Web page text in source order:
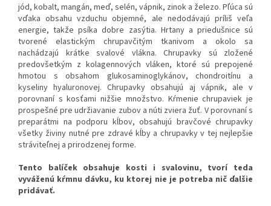
jód, kobalt, mangán, meď, selén, vápnik, zinok a železo. Pľúca sú
vďaka obsahu vzduchu objemné, ale nedodávajú príliš veľa
energie, takže psíka dobre zasýtia. Hrtany a priedušnice sú
tvorené elastickým chrupavčitým tkanivom a okolo sa
nachádzajú krátke svalové vlákna. Chrupavky sú zložené
predovšetkým z kolagennových vláken, ktoré sú prepojené
hmotou s obsahom glukosaminoglykánov, chondroitínu a
kyseliny hyaluronovej. Chrupavky obsahujú aj vápnik, ale v
porovnaní s kosťami nižšie množstvo. Kŕmenie chrupaviek je
prospešné pre udržiavanie zubov a núti zviera žuť. V porovnaní s
preparátmi na podporu kĺbov, obsahujú bravčové chrupavky
všetky živiny nutné pre zdravé kĺby a chrupavky v tej nejlepšie
stráviteľnej a prirodzenej forme.
Tento balíček obsahuje kosti i svalovinu, tvorí teda
vyváženú kŕmnu dávku, ku ktorej nie je potreba nič ďalšie
pridávať.